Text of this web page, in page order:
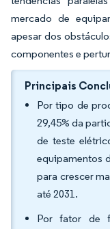
mercado de
apesar dos
componentes e
Principais
Por tipo de
29,45% da
de teste
equipamentos
para crescer
até 2031.
Por fator de